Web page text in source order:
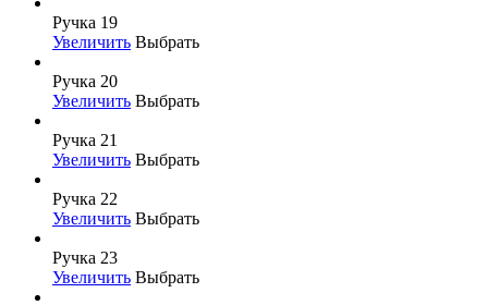
Ручка 19
Увеличить Выбрать
Ручка 20
Увеличить Выбрать
Ручка 21
Увеличить Выбрать
Ручка 22
Увеличить Выбрать
Ручка 23
Увеличить Выбрать